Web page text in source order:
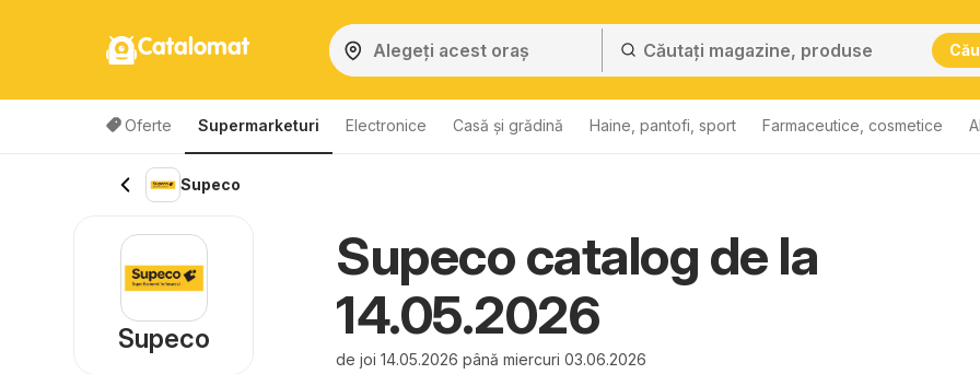
Catalomat
Oferte Supermarketuri Electronice Casă și grădină Haine, pantofi, sport Farmaceutice, cosmetice
Supeco
Supeco catalog de la
14.05.2026
de joi 14.05.2026 până miercuri 03.06.2026
Supeco